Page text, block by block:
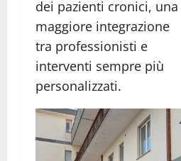
dei pazienti cronici, una
maggiore integrazione
tra professionisti e
interventi sempre più
personalizzati.